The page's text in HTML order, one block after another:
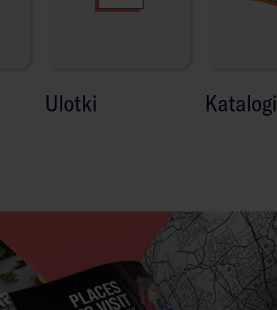
Ulotki Katalogi